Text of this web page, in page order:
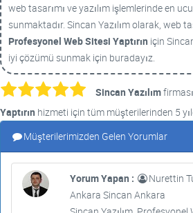
web tasarımı ve yazılım işlemlerinde en
sunmaktadır. Sincan Yazılım olarak, web
Profesyonel Web Sitesi Yaptırın için
iyi çözümü sunmak için buradayız.
Sincan Yazılımfirması
Yaptırın hizmeti için tüm müşterilerinden 5
Müşterilerimizden Gelen Yorumlar
Yorum Yapan :
Nurettin
Ankara Sincan Ankara